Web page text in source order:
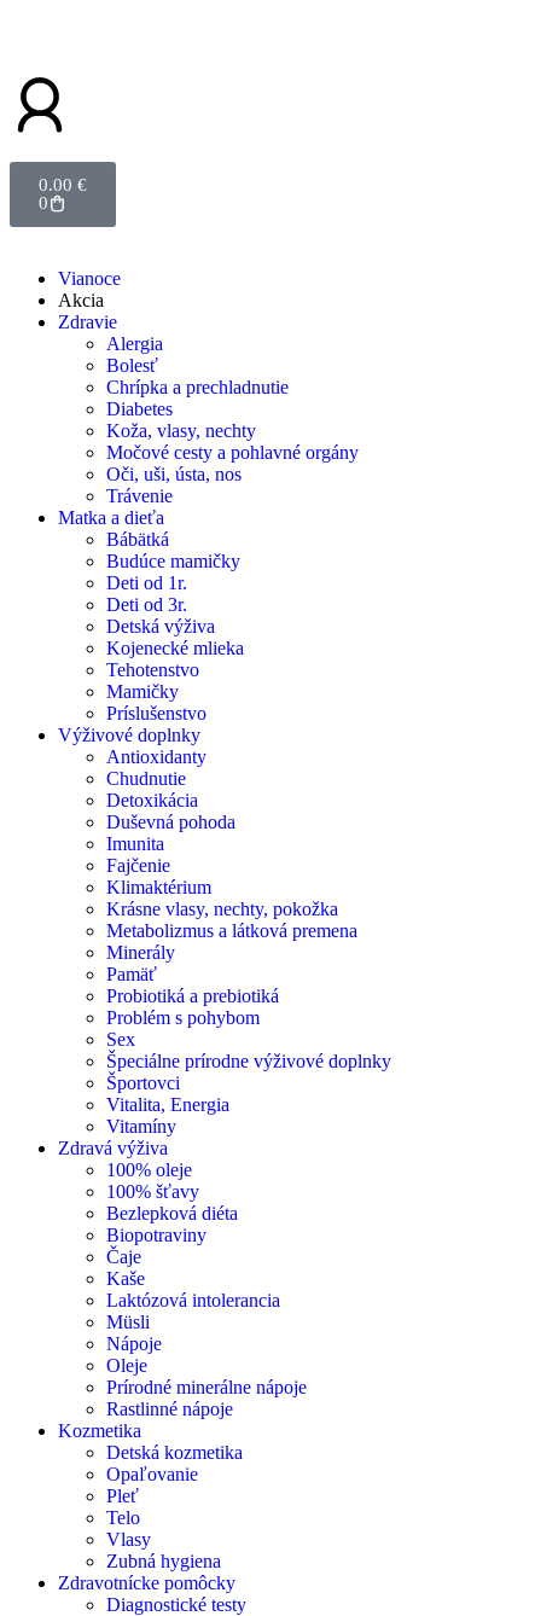
0.00 €
0
Vianoce
Akcia
Zdravie
Alergia
Bolesť
Chrípka a prechladnutie
Diabetes
Koža, vlasy, nechty
Močové cesty a pohlavné orgány
Oči, uši, ústa, nos
Trávenie
Matka a dieťa
Bábätká
Budúce mamičky
Deti od 1r.
Deti od 3r.
Detská výživa
Kojenecké mlieka
Tehotenstvo
Mamičky
Príslušenstvo
Výživové doplnky
Antioxidanty
Chudnutie
Detoxikácia
Duševná pohoda
Imunita
Fajčenie
Klimaktérium
Krásne vlasy, nechty, pokožka
Metabolizmus a látková premena
Minerály
Pamäť
Probiotiká a prebiotiká
Problém s pohybom
Sex
Špeciálne prírodne výživové doplnky
Športovci
Vitalita, Energia
Vitamíny
Zdravá výživa
100% oleje
100% šťavy
Bezlepková diéta
Biopotraviny
Čaje
Kaše
Laktózová intolerancia
Müsli
Nápoje
Oleje
Prírodné minerálne nápoje
Rastlinné nápoje
Kozmetika
Detská kozmetika
Opaľovanie
Pleť
Telo
Vlasy
Zubná hygiena
Zdravotnícke pomôcky
Diagnostické testy